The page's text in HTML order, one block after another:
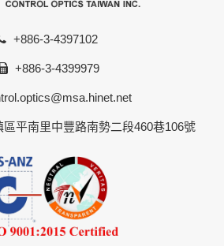
+886-3-4397102
+886-3-4399979
區平南里中豐路南勢二段460巷106號